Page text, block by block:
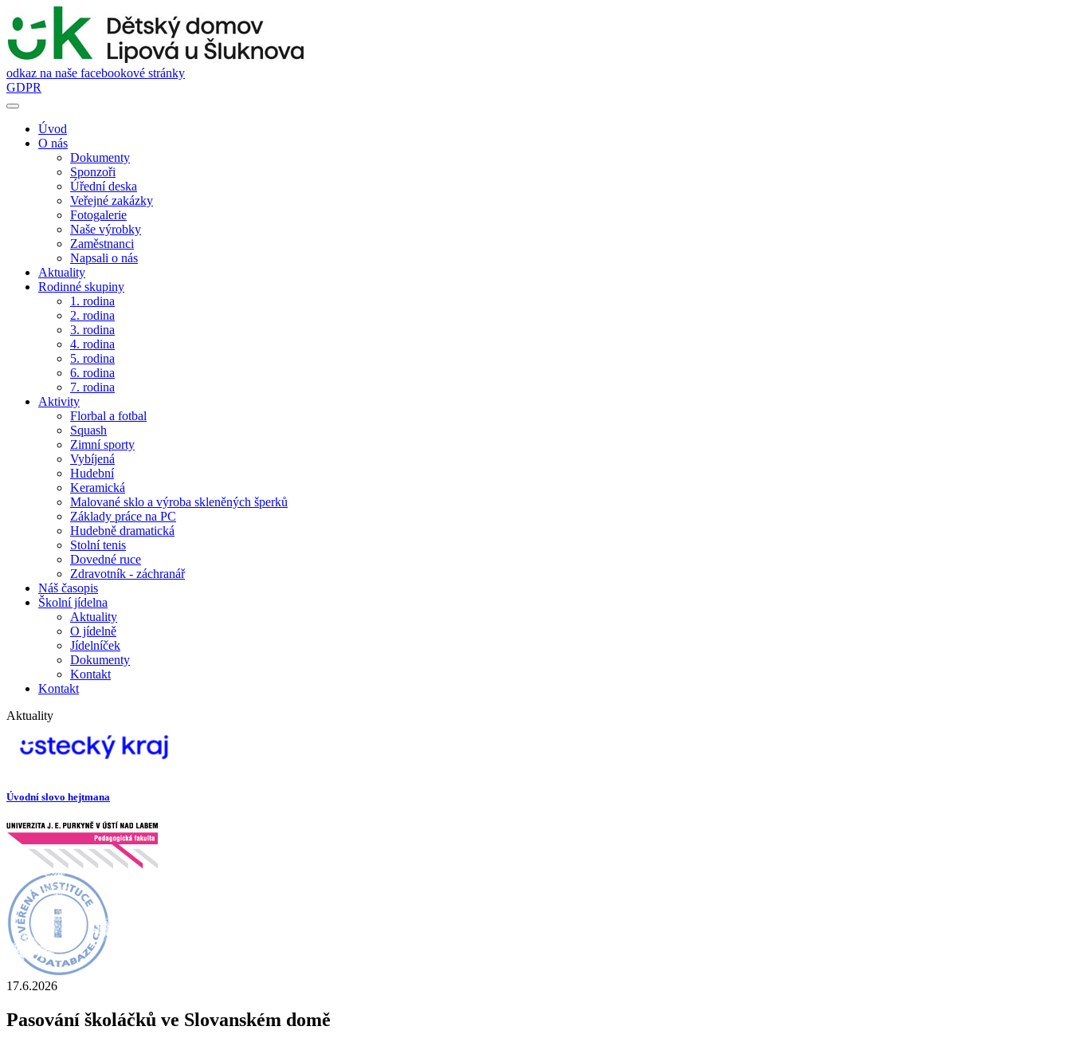
odkaz na naše facebookové stránky
GDPR
Úvod
O nás
Dokumenty
Sponzoři
Úřední deska
Veřejné zakázky
Fotogalerie
Naše výrobky
Zaměstnanci
Napsali o nás
Aktuality
Rodinné skupiny
1. rodina
2. rodina
3. rodina
4. rodina
5. rodina
6. rodina
7. rodina
Aktivity
Florbal a fotbal
Squash
Zimní sporty
Vybíjená
Hudební
Keramická
Malované sklo a výroba skleněných šperků
Základy práce na PC
Hudebně dramatická
Stolní tenis
Dovedné ruce
Zdravotník - záchranář
Náš časopis
Školní jídelna
Aktuality
O jídelně
Jídelníček
Dokumenty
Kontakt
Kontakt
Aktuality
Úvodní slovo hejtmana
17.6.2026
Pasování školáčků ve Slovanském domě